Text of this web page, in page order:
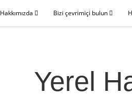
Hakkımızda Bizi çevrimiçi bulun
Yerel